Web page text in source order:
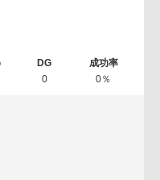
0 0％